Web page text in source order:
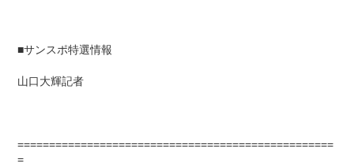
■サンスポ特選情報
山口大輝記者
==================================================
=